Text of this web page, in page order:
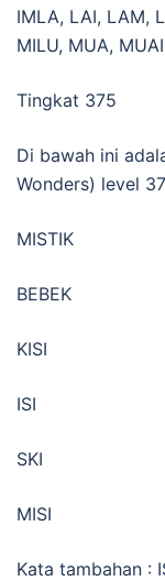
IMLA, LAI, LAM,
MILU, MUA,
Tingkat 375
Di bawah ini
Wonders) level
MISTIK
BEBEK
KISI
ISI
SKI
MISI
Kata tambahan :